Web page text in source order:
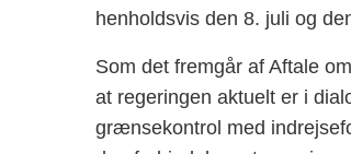
henholdsvis den 8. juli og
Som det fremgår af Aftale
at regeringen aktuelt er i
grænsekontrol med